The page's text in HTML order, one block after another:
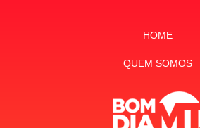
HOME
QUEM SOMOS